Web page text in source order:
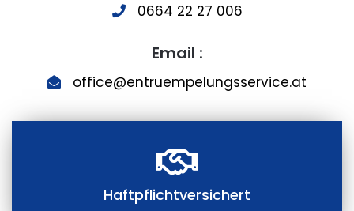
0664 22 27 006
Email :
office@entruempelungsservice.at
Haftpflichtversichert